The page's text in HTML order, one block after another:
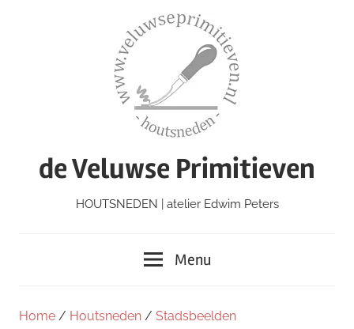
de Veluwse Primitieven
HOUTSNEDEN | atelier Edwim Peters
Menu
Home / Houtsneden / Stadsbeelden